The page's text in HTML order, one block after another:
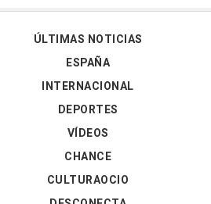
ÚLTIMAS NOTICIAS
ESPAÑA
INTERNACIONAL
DEPORTES
VÍDEOS
CHANCE
CULTURAOCIO